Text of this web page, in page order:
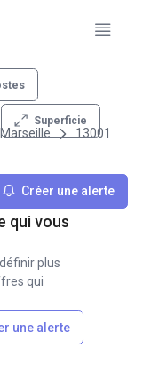
Superficie
Créer une alerte
Marseille 13001
qui vous
plus
qui
une alerte